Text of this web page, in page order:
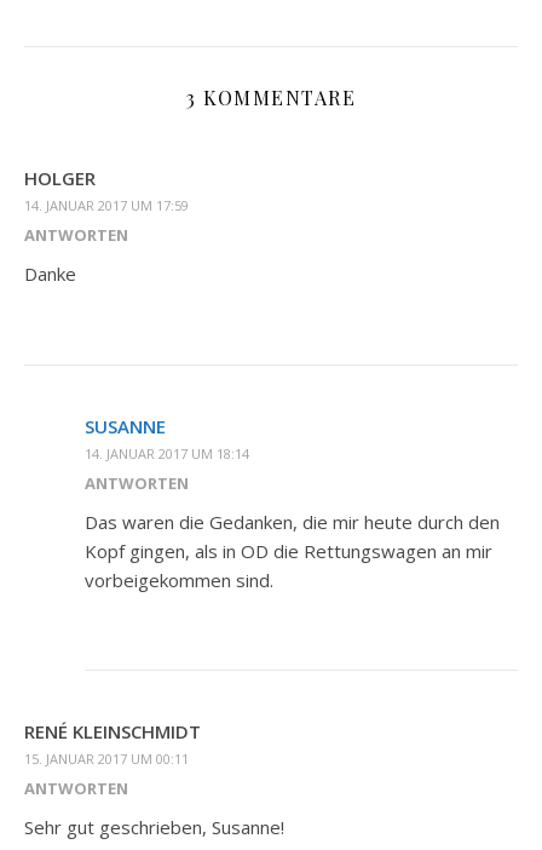
3 KOMMENTARE
HOLGER
14. JANUAR 2017 UM 17:59
ANTWORTEN
Danke
SUSANNE
14. JANUAR 2017 UM 18:14
ANTWORTEN
Das waren die Gedanken, die mir heute durch den
Kopf gingen, als in OD die Rettungswagen an mir
vorbeigekommen sind.
RENÉ KLEINSCHMIDT
15. JANUAR 2017 UM 00:11
ANTWORTEN
Sehr gut geschrieben, Susanne!